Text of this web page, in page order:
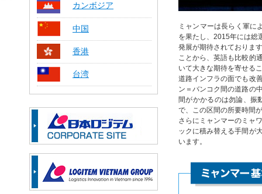
ミャンマーは長らく軍に
を果たし、2015年には総
発展が期待されておりま
ことから、英語も比較的
いて大きな期待を寄せる
道路インフラの面でも改
ン＝バンコク間の道路の
間がかかるのは勿論、振
で、この区間の所要時間
さらにミャンマーのミャ
ックに積み替える手間が
います。
カンボジア
中国
香港
台湾